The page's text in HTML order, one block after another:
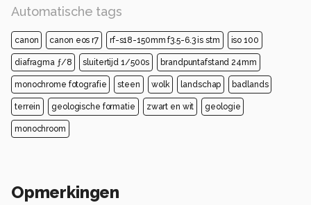
Automatische tags
canon canon eos r7 rf-s18-150mm f3.5-6.3 is stm iso 100
diafragma ƒ/8 sluitertijd 1/500s brandpuntafstand 24mm
monochrome fotografie steen wolk landschap badlands
terrein geologische formatie zwart en wit geologie
monochroom
Opmerkingen